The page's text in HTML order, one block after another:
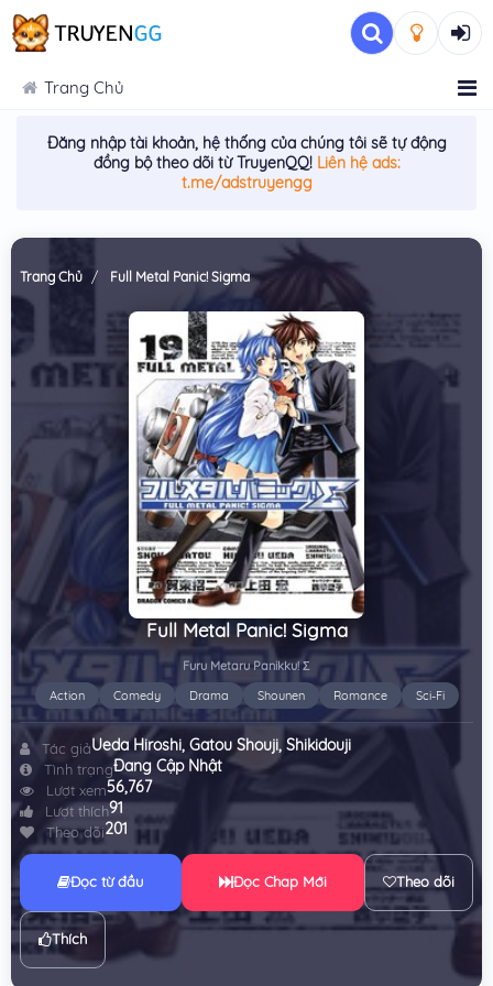
Trang Chủ
Đăng nhập tài khoản, hệ thống của chúng tôi sẽ tự động
đồng bộ theo dõi từ TruyenQQ! Liên hệ ads:
t.me/adstruyengg
Trang Chủ Full Metal Panic! Sigma
Full Metal Panic! Sigma
Furu Metaru Panikku! Σ
Action
Comedy Drama Shounen Romance Sci-Fi
Tác giảUeda Hiroshi, Gatou Shouji, Shikidouji
Tình trạngĐang Cập Nhật
Lượt xem56,767
Lượt thích91
Theo dõi201
Đọc từ đầu Đọc Chap Mới Theo dõi
Thích